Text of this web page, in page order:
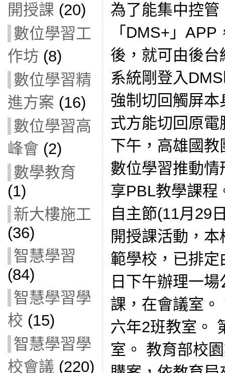
開授課 (20)
數位學習工
作坊 (8)
數位學習精
進方案 (16)
數位學習高
峰會 (2)
數學教育
(1)
新大樓施工
(36)
智慧學習
(84)
智慧學習學
校 (15)
智慧學習學
校會議 (220)
為了能集中控
「DMS+」
後，就可由後
系統剛登入
強制切回觸屏
式方能切回原
下午，高雄國
數位學習推動
享PBL教學課程
自主節(11月29
開授課活動，
範學校，已排
日下午辦理一
課，在會議室
六年2班教室。
室。 教育部校